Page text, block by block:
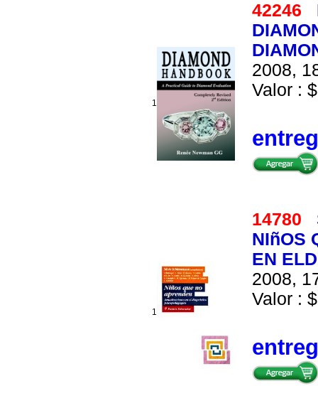
1
42246
2008,
Valor :
1
14780
NIñOS
EN
2008,
Valor :